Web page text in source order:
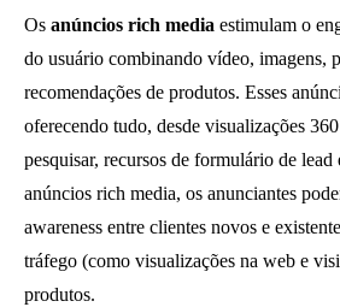
Os anúncios rich media estimulam o
do usuário combinando vídeo, imagens,
recomendações de produtos. Esses
oferecendo tudo, desde visualizações
pesquisar, recursos de formulário de
anúncios rich media, os anunciantes
awareness entre clientes novos e
tráfego (como visualizações na web e
produtos.